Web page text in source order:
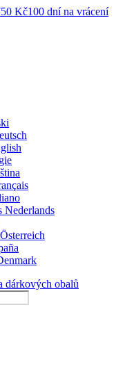
Kč100 dní na vrácení
Nederlands
Österreich